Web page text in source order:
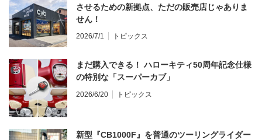
させるための新拠点、ただの販売店じゃありま
せん！
2026/7/1 トピックス
まだ購入できる！ ハローキティ50周年記念仕様
の特別な「スーパーカブ」
2026/6/20 トピックス
新型『CB1000F』を普通のツーリングライダー